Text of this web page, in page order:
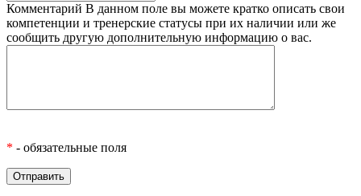
Комментарий В данном поле вы можете кратко описать свои
компетенции и тренерские статусы при их наличии или же
сообщить другую дополнительную информацию о вас.
* - обязательные поля